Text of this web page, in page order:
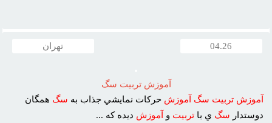
04.26 تهران
آموزش تربيت سگ
آموزش تربيت سگ آموزش حرکات نمايشي جذاب به سگ همگان
دوستدار سگ ي باتربيت و آموزش ديده که ...